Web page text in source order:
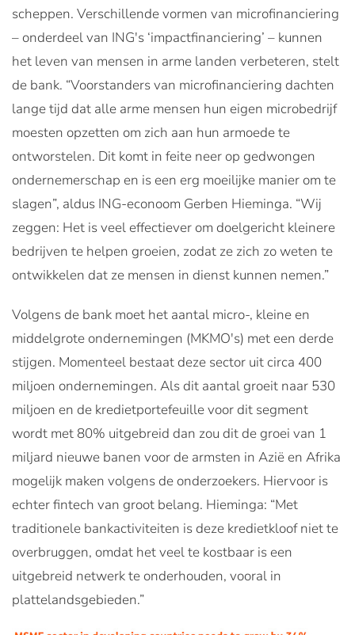
scheppen. Verschillende vormen van microfinanciering
– onderdeel van ING's ‘impactfinanciering’ – kunnen
het leven van mensen in arme landen verbeteren, stelt
de bank. “Voorstanders van microfinanciering dachten
lange tijd dat alle arme mensen hun eigen microbedrijf
moesten opzetten om zich aan hun armoede te
ontworstelen. Dit komt in feite neer op gedwongen
ondernemerschap en is een erg moeilijke manier om te
slagen”, aldus ING-econoom Gerben Hieminga. “Wij
zeggen: Het is veel effectiever om doelgericht kleinere
bedrijven te helpen groeien, zodat ze zich zo weten te
ontwikkelen dat ze mensen in dienst kunnen nemen.”
Volgens de bank moet het aantal micro-, kleine en
middelgrote ondernemingen (MKMO's) met een derde
stijgen. Momenteel bestaat deze sector uit circa 400
miljoen ondernemingen. Als dit aantal groeit naar 530
miljoen en de kredietportefeuille voor dit segment
wordt met 80% uitgebreid dan zou dit de groei van 1
miljard nieuwe banen voor de armsten in Azië en Afrika
mogelijk maken volgens de onderzoekers. Hiervoor is
echter fintech van groot belang. Hieminga: “Met
traditionele bankactiviteiten is deze kredietkloof niet te
overbruggen, omdat het veel te kostbaar is een
uitgebreid netwerk te onderhouden, vooral in
plattelandsgebieden.”